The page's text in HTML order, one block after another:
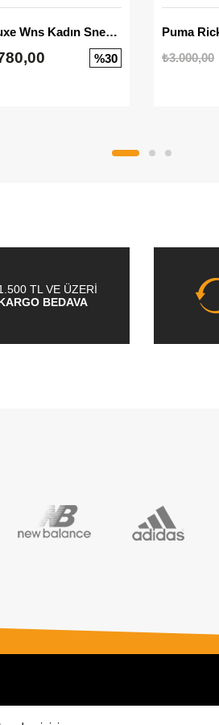
Mayze Stack Luxe Wns Kadın Sneaker
%30
Puma
₺3.000,00
TL VE ÜZERİ
BEDAVA